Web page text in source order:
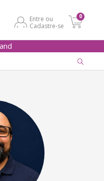
Entre ou
Cadastre-se
0